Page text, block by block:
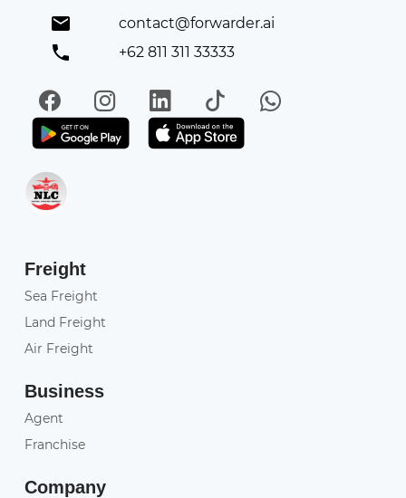
contact@forwarder.ai
+62 811 311 33333
FacebookInstagramLinkedIn
TikTokWhatsApp
Get it on Play StoreGet in on App Store
Freight
Sea Freight
Land Freight
Air Freight
Business
Agent
Franchise
Company